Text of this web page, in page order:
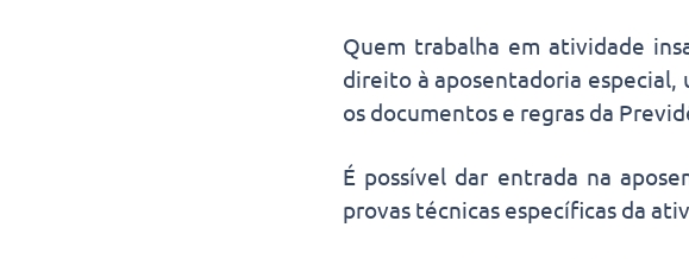
Quem trabalha em atividade
direito à aposentadoria especial,
os documentos e regras da
É possível dar entrada na
provas técnicas específicas da